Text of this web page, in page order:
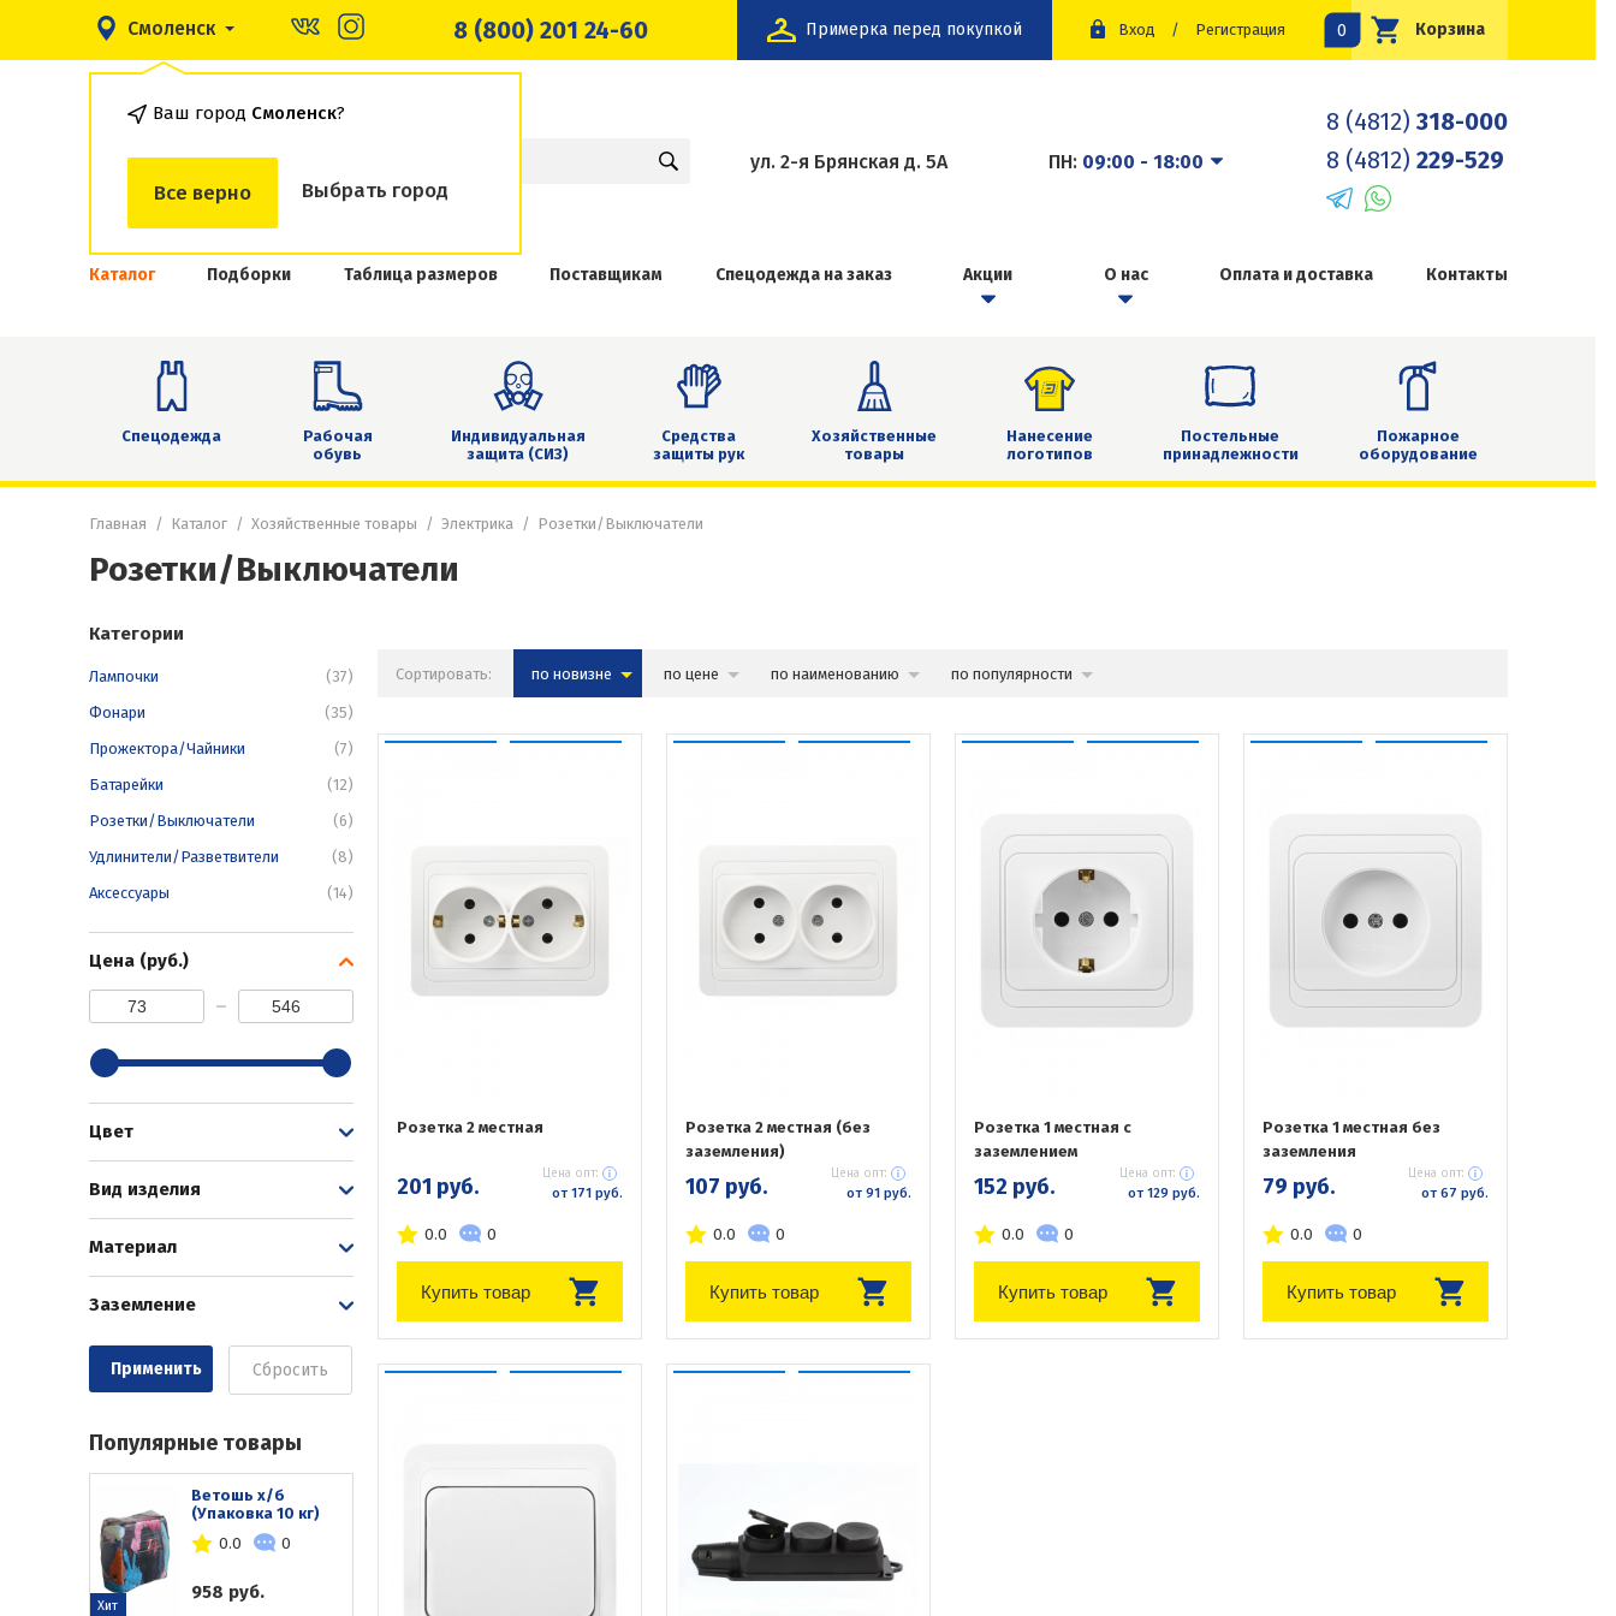
Смоленск
Ваш город Смоленск?
Все верно Выбрать город
8 (800) 201 24-60 Примерка перед покупкой Вход / Регистрация Корзина
0
ул. 2-я Брянская д. 5А ПН: 09:00 - 18:00
8 (4812) 318-000
8 (4812) 229-529
Каталог Подборки Таблица размеров Поставщикам Спецодежда на заказ Акции О нас Оплата и доставка Контакты
Спецодежда
Рабочая
обувь
Индивидуальная
защита (СИЗ)
Средства
защиты рук
Хозяйственные
товары
Нанесение
логотипов
Постельные
принадлежности
Пожарное
оборудование
Главная Каталог Хозяйственные товары Электрика Розетки/Выключатели
Розетки/Выключатели
Категории
Лампочки
(37)
Фонари
(35)
Прожектора/Чайники
(7)
Батарейки
(12)
Розетки/Выключатели
(6)
Удлинители/Разветвители
(8)
Аксессуары
(14)
Цена (руб.)
Цвет
Вид изделия
Материал
Заземление
Сбросить
Популярные товары
Ветошь х/б
(Упаковка 10 кг)
0.0
0
958 руб.
Хит
Сортировать: по новизне по цене по наименованию по популярности
Розетка 2 местная
201 руб. Цена опт:
от 171 руб.
0.0 0
Купить товар
Розетка 2 местная (без
заземления)
107 руб. Цена опт:
от 91 руб.
0.0 0
Купить товар
Розетка 1 местная с
заземлением
152 руб. Цена опт:
от 129 руб.
0.0 0
Купить товар
Розетка 1 местная без
заземления
79 руб. Цена опт:
от 67 руб.
0.0 0
Купить товар